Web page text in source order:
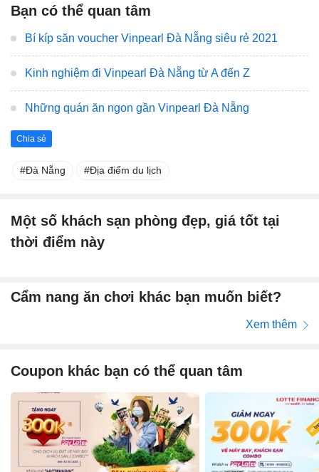
Bạn có thể quan tâm
Bí kíp săn voucher Vinpearl Đà Nẵng siêu rẻ 2021
Kinh nghiệm đi Vinpearl Đà Nẵng từ A đến Z
Những quán ăn ngon gần Vinpearl Đà Nẵng
Chia sẻ
Đà Nẵng Địa điểm du lịch
Một số khách sạn phòng đẹp, giá tốt tại
thời điểm này
Cẩm nang ăn chơi khác bạn muốn biết?
Xem thêm
Coupon khác bạn có thể quan tâm